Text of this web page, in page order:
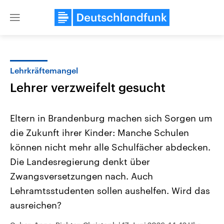
Close
Landtagswahl Sachsen-Anhalt
Alle Informationen
September 2026 einen neuen
Bundesland von einer Koalition aus
USA
Hintergründe
mit großem Einfluss auf
Lehrkräftemangel
Lehrer verzweifelt gesucht
Eltern in Brandenburg machen sich Sorgen um
die Zukunft ihrer Kinder: Manche Schulen
können nicht mehr alle Schulfächer abdecken.
Die Landesregierung denkt über
Zwangsversetzungen nach. Auch
Lehramtsstudenten sollen aushelfen. Wird das
ausreichen?